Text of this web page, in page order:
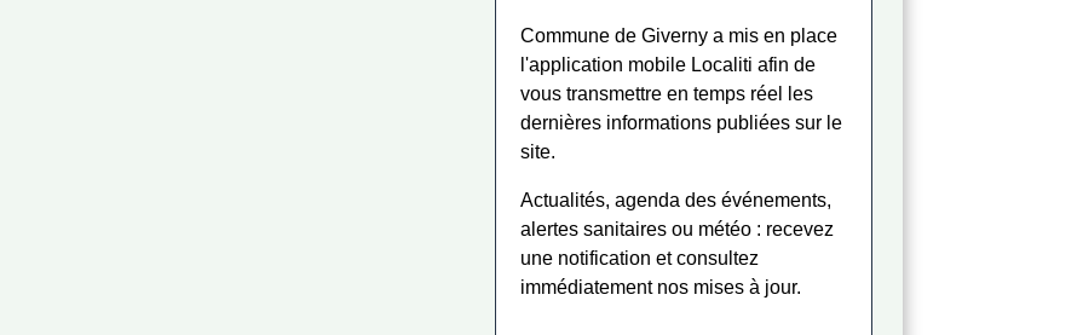
Commune de Giverny a mis en place
l'application mobile Localiti afin de
vous transmettre en temps réel les
dernières informations publiées sur le
site.
Actualités, agenda des événements,
alertes sanitaires ou météo : recevez
une notification et consultez
immédiatement nos mises à jour.